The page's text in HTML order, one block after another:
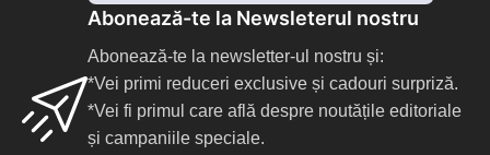
Abonează-te la Newsleterul nostru
Abonează-te la newsletter-ul nostru și:
*Vei primi reduceri exclusive și cadouri surpriză.
*Vei fi primul care află despre noutățile editoriale
și campaniile speciale.